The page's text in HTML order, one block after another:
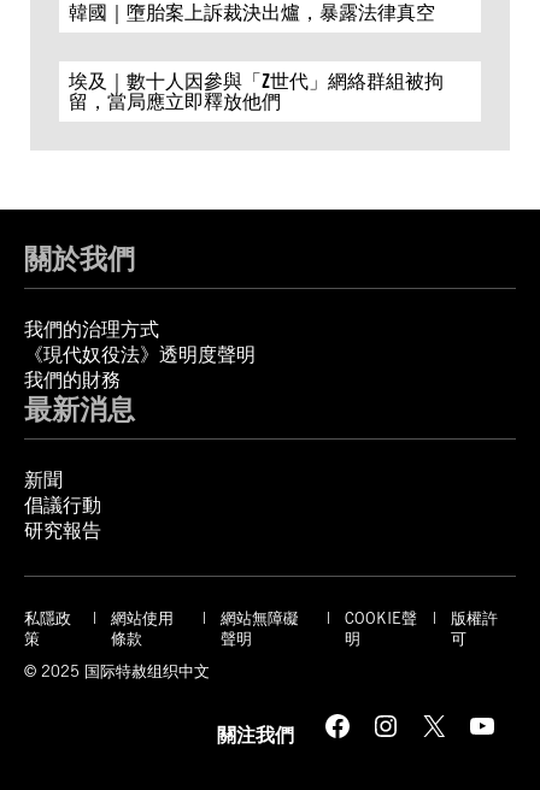
韓國｜墮胎案上訴裁決出爐，暴露法律真空
埃及｜數十人因參與「Z世代」網絡群組被拘
留，當局應立即釋放他們
關於我們
我們的治理方式
《現代奴役法》透明度聲明
我們的財務
最新消息
新聞
倡議行動
研究報告
私隱政
策
網站使用
條款
網站無障礙
聲明
COOKIE聲
明
版權許
可
© 2025 国际特赦组织中文
關注我們 Facebook Instagram X YouTube